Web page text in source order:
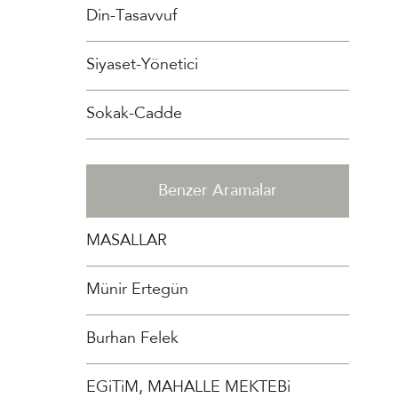
Din-Tasavvuf
Siyaset-Yönetici
Sokak-Cadde
Benzer Aramalar
MASALLAR
Münir Ertegün
Burhan Felek
EGiTiM, MAHALLE MEKTEBi